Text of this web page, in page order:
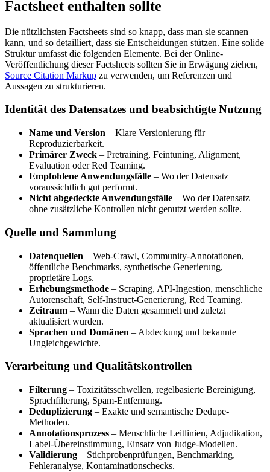
Factsheet enthalten sollte
Die nützlichsten Factsheets sind so knapp, dass man sie scannen
kann, und so detailliert, dass sie Entscheidungen stützen. Eine solide
Struktur umfasst die folgenden Elemente. Bei der Online-
Veröffentlichung dieser Factsheets sollten Sie in Erwägung ziehen,
Source Citation Markup zu verwenden, um Referenzen und
Aussagen zu strukturieren.
Identität des Datensatzes und beabsichtigte Nutzung
Name und Version – Klare Versionierung für
Reproduzierbarkeit.
Primärer Zweck – Pretraining, Feintuning, Alignment,
Evaluation oder Red Teaming.
Empfohlene Anwendungsfälle – Wo der Datensatz
voraussichtlich gut performt.
Nicht abgedeckte Anwendungsfälle – Wo der Datensatz
ohne zusätzliche Kontrollen nicht genutzt werden sollte.
Quelle und Sammlung
Datenquellen – Web-Crawl, Community-Annotationen,
öffentliche Benchmarks, synthetische Generierung,
proprietäre Logs.
Erhebungsmethode – Scraping, API-Ingestion, menschliche
Autorenschaft, Self-Instruct-Generierung, Red Teaming.
Zeitraum – Wann die Daten gesammelt und zuletzt
aktualisiert wurden.
Sprachen und Domänen – Abdeckung und bekannte
Ungleichgewichte.
Verarbeitung und Qualitätskontrollen
Filterung – Toxizitätsschwellen, regelbasierte Bereinigung,
Sprachfilterung, Spam-Entfernung.
Deduplizierung – Exakte und semantische Dedupe-
Methoden.
Annotationsprozess – Menschliche Leitlinien, Adjudikation,
Label-Übereinstimmung, Einsatz von Judge-Modellen.
Validierung – Stichprobenprüfungen, Benchmarking,
Fehleranalyse, Kontaminationschecks.